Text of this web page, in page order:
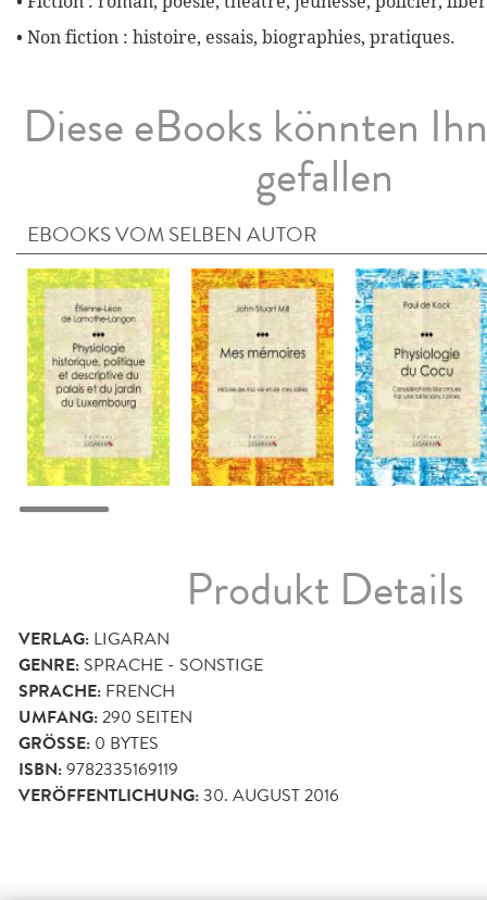
• Non fiction : histoire, essais, biographies, pratiques.
Diese eBooks könnten
gefallen
EBOOKS VOM SELBEN AUTOR
Produkt Details
VERLAG: LIGARAN
GENRE: SPRACHE - SONSTIGE
SPRACHE: FRENCH
UMFANG:290 SEITEN
GRÖSSE: 0 BYTES
ISBN:9782335169119
VERÖFFENTLICHUNG:30. AUGUST 2016